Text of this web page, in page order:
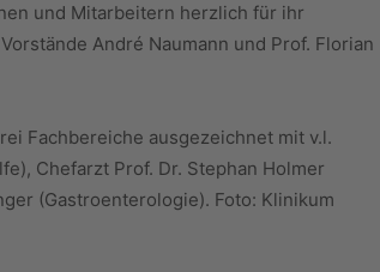
und Mitarbeitern herzlich für ihr
André Naumann und Prof. Florian
Fachbereiche ausgezeichnet mit v.l.
Chefarzt Prof. Dr. Stephan Holmer
(Gastroenterologie). Foto: Klinikum